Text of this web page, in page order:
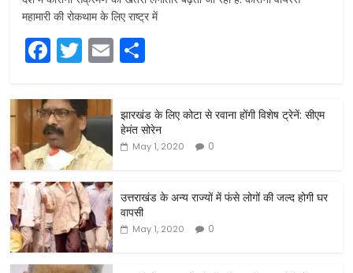
महामारी की रोकथाम के लिए राष्ट्र में
F
c
e
b
o
o
k
T
itt
er
E
ar
e
झारखंड के लिए कोटा से रवाना होंगी विशेष ट्रेनें: सीएम
हेमंत सोरेन
May 1, 2020 0
उत्तराखंड के अन्य राज्यों में फंसे लोगों की जल्द होगी घर
वापसी
May 1, 2020 0